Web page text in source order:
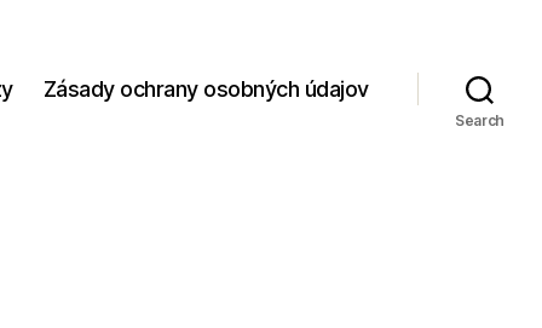
Zásady ochrany osobných údajov
Search